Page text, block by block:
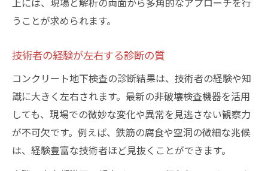
うことが求められます。
技術者の経験が左右する診断の質
コンクリート地下検査の診断結果は、技術者の経験や知
識に大きく左右されます。最新の非破壊検査機器を活用
しても、現場での微妙な変化や異常を見逃さない観察力
が不可欠です。例えば、鉄筋の腐食や空洞の微細な兆候
は、経験豊富な技術者ほど見抜くことができます。